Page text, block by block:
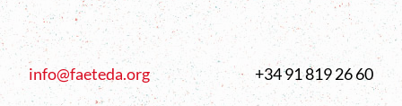
info@faeteda.org +34 91 819 26 60